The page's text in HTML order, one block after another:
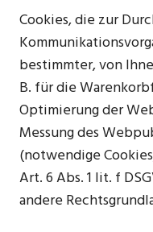
Cookies, die zur
bestimmter, von
B. für die
Optimierung der
Messung des
(notwendige
Art. 6 Abs. 1 lit. f
andere